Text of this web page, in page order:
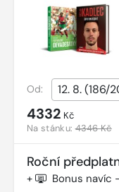
Od:
4332 Kč
Na stánku:4346 Kč
Roční
+ Bonus navíc